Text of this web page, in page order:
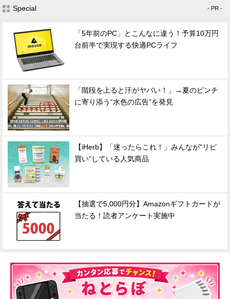
Special - PR -
「5年前のPC」とこんなに違う！予算10万円
台前半で実現する快適PCライフ
「階段を上ると汗がヤバい！」→夏のピンチ
に寄り添う“水色の広告”を発見
【iHerb】「迷ったらこれ！」みんなが"リピ
買い"している人気商品
【抽選で5,000円分】Amazonギフトカードが
当たる！読者アンケート実施中